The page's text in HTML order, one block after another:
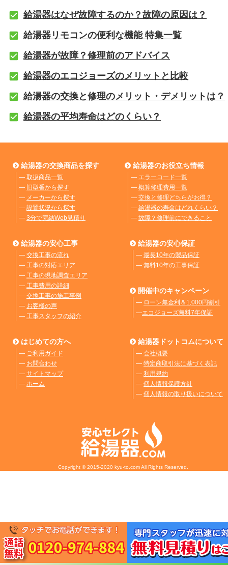
給湯器はなぜ故障するのか？故障の原因は？
給湯器リモコンの便利な機能 特集一覧
給湯器が故障？修理前のアドバイス
給湯器のエコジョーズのメリットと比較
給湯器の交換と修理のメリット・デメリットは？
給湯器の平均寿命はどのくらい？
給湯器の交換商品を探す
― 取扱商品一覧
― 旧型番から探す
― メーカーから探す
― 設置状況から探す
― 3分で完結Web見積り
給湯器のお役立ち情報
― エラーコード一覧
― 概算修理費用一覧
― 交換と修理どちらがお得？
― 給湯器の寿命はどれくらい？
― 故障？修理前にできること
給湯器の安心工事
― 交換工事の流れ
― 工事の対応エリア
― 工事の現地調査エリア
― 工事費用の詳細
― 交換工事の施工事例
― お客様の声
― 工事スタッフの紹介
給湯器の安心保証
― 最長10年の製品保証
― 無料10年の工事保証
開催中のキャンペーン
― ローン無金利＆1,000円割引
―エコジョーズ無料7年保証
はじめての方へ
― ご利用ガイド
― お問合わせ
― サイトマップ
― ホーム
給湯器ドットコムについて
― 会社概要
― 特定商取引法に基づく表記
― 利用規約
― 個人情報保護方針
― 個人情報の取り扱いについて
Copyright © 2015-2020 kyu-to.com All Rights Reserved.